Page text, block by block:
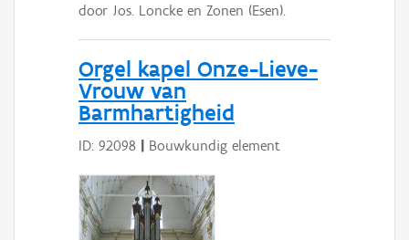
door Jos. Loncke en Zonen (Esen).
Orgel kapel Onze-Lieve-
Vrouw van
Barmhartigheid
ID: 92098 | Bouwkundig element